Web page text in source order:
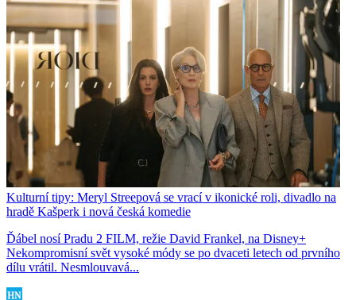
Kulturní tipy: Meryl Streepová se vrací v ikonické roli, divadlo na
hradě Kašperk i nová česká komedie
Ďábel nosí Pradu 2 FILM, režie David Frankel, na Disney+
Nekompromisní svět vysoké módy se po dvaceti letech od prvního
dílu vrátil. Nesmlouvavá...